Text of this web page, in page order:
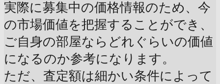
実際に募集中の価格情報のため、今
の市場価値を把握することができ、
ご自身の部屋ならどれぐらいの価値
になるのか参考になります。
ただ、査定額は細かい条件によって